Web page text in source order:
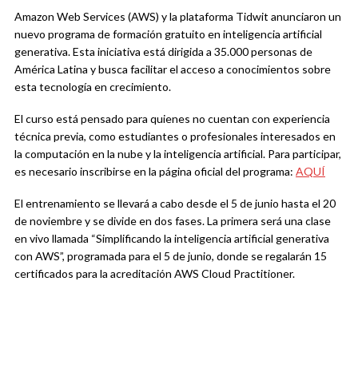
Amazon Web Services (AWS) y la plataforma Tidwit anunciaron un
nuevo programa de formación gratuito en inteligencia artificial
generativa. Esta iniciativa está dirigida a 35.000 personas de
América Latina y busca facilitar el acceso a conocimientos sobre
esta tecnología en crecimiento.
El curso está pensado para quienes no cuentan con experiencia
técnica previa, como estudiantes o profesionales interesados en
la computación en la nube y la inteligencia artificial. Para participar,
es necesario inscribirse en la página oficial del programa: AQUÍ
El entrenamiento se llevará a cabo desde el 5 de junio hasta el 20
de noviembre y se divide en dos fases. La primera será una clase
en vivo llamada “Simplificando la inteligencia artificial generativa
con AWS”, programada para el 5 de junio, donde se regalarán 15
certificados para la acreditación AWS Cloud Practitioner.